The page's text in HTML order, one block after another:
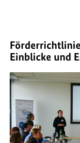
Einblicke und